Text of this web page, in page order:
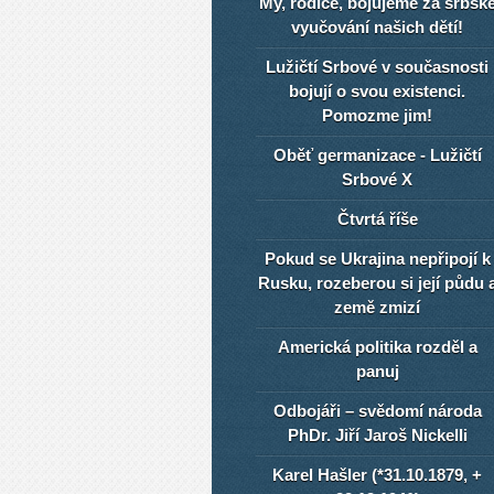
vyučování našich dětí!
Lužičtí Srbové v současnosti
bojují o svou existenci.
Pomozme jim!
Oběť germanizace - Lužičtí
Srbové X
Čtvrtá říše
Pokud se Ukrajina nepřipojí k
Rusku, rozeberou si její půdu
země zmizí
Americká politika rozděl a
panuj
Odbojáři – svědomí národa
PhDr. Jiří Jaroš Nickelli
Karel Hašler (*31.10.1879, +